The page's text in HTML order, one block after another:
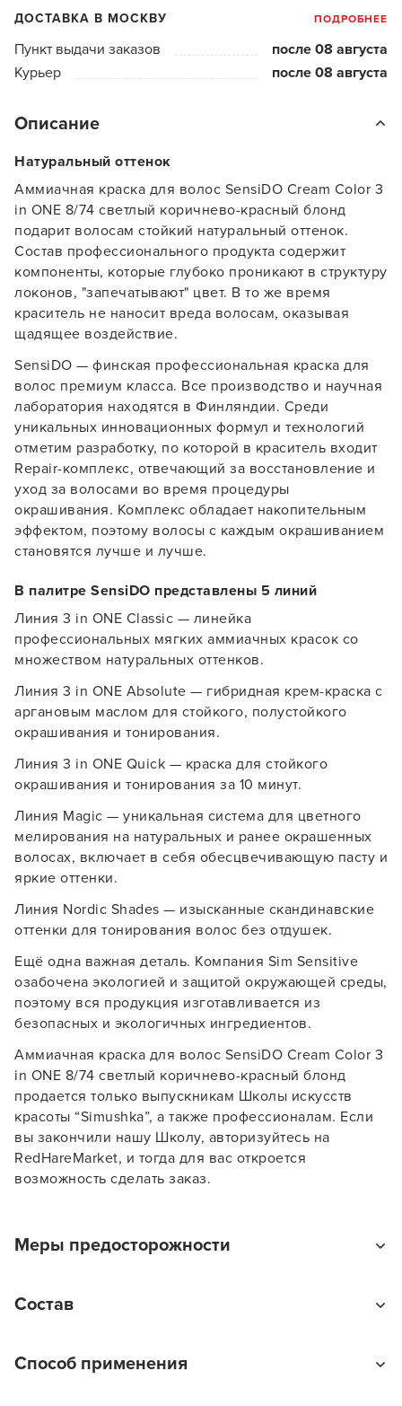
ДОСТАВКА В МОСКВУ ПОДРОБНЕЕ
Пункт выдачи заказов
после 08 августа
Курьер
после 08 августа
Описание
Натуральный оттенок
Аммиачная краска для волос SensiDO Cream Color 3
in ONE 8/74 светлый коричнево-красный блонд
подарит волосам стойкий натуральный оттенок.
Состав профессионального продукта содержит
компоненты, которые глубоко проникают в структуру
локонов, "запечатывают" цвет. В то же время
краситель не наносит вреда волосам, оказывая
щадящее воздействие.
SensiDO — финская профессиональная краска для
волос премиум класса. Все производство и научная
лаборатория находятся в Финляндии. Среди
уникальных инновационных формул и технологий
отметим разработку, по которой в краситель входит
Repair-комплекс, отвечающий за восстановление и
уход за волосами во время процедуры
окрашивания. Комплекс обладает накопительным
эффектом, поэтому волосы с каждым окрашиванием
становятся лучше и лучше.
В палитре SensiDO представлены 5 линий
Линия 3 in ONE Classic — линейка
профессиональных мягких аммиачных красок со
множеством натуральных оттенков.
Линия 3 in ONE Absolute — гибридная крем-краска с
аргановым маслом для стойкого, полустойкого
окрашивания и тонирования.
Линия 3 in ONE Quick — краска для стойкого
окрашивания и тонирования за 10 минут.
Линия Magic — уникальная система для цветного
мелирования на натуральных и ранее окрашенных
волосах, включает в себя обесцвечивающую пасту и
яркие оттенки.
Линия Nordic Shades — изысканные скандинавские
оттенки для тонирования волос без отдушек.
Ещё одна важная деталь. Компания Sim Sensitive
озабочена экологией и защитой окружающей среды,
поэтому вся продукция изготавливается из
безопасных и экологичных ингредиентов.
Аммиачная краска для волос SensiDO Cream Color 3
in ONE 8/74 светлый коричнево-красный блонд
продается только выпускникам Школы искусств
красоты “Simushka”, а также профессионалам. Если
вы закончили нашу Школу, авторизуйтесь на
RedHareMarket, и тогда для вас откроется
возможность сделать заказ.
Меры предосторожности
немедленно промойте их водой.
Состав
Alcohol, Ceteareth-33, Ethanolamine, Stearic Acid,
Способ применения
Заяц–робот
В новом приложении RedHare Market для Android
смотреть товары и оформлять заказы — удобнее и
УСТАНОВИТЬ ИЗ GOOGLE PLAY